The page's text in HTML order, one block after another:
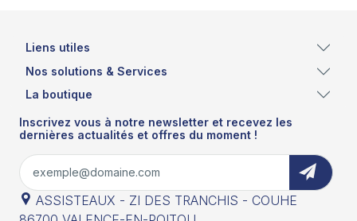
Liens utiles
Nos solutions & Services
La boutique
Inscrivez vous à notre newsletter et recevez les
dernières actualités et offres du moment !
ASSISTEAUX - ZI DES TRANCHIS - COUHE